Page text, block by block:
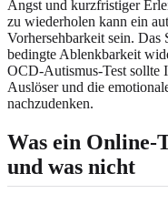
Angst und kurzfristiger
zu wiederholen kann ein
Vorhersehbarkeit sein.
bedingte Ablenkbarkeit
OCD-Autismus-Test sollte
Auslöser und die
nachzudenken.
Was ein Online-
und was nicht